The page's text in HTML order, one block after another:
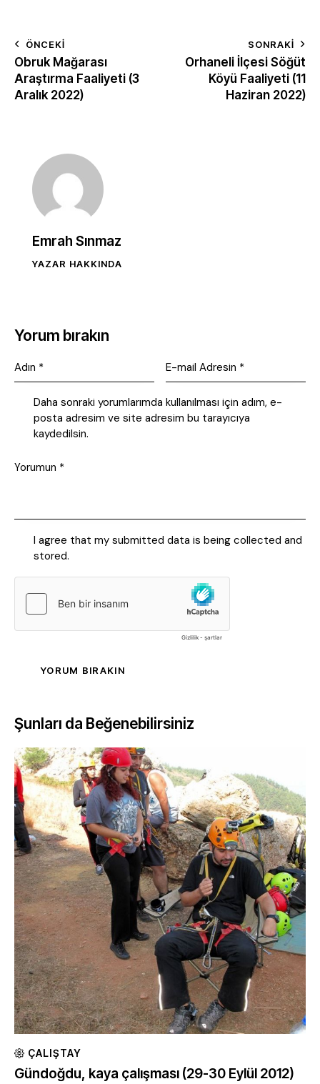
ÖNCEKI
Obruk Mağarası
Araştırma Faaliyeti (3
Aralık 2022)
SONRAKI
Orhaneli İlçesi Söğüt
Köyü Faaliyeti (11
Haziran 2022)
Emrah Sınmaz
YAZAR HAKKINDA
Yorum bırakın
Daha sonraki yorumlarımda kullanılması için adım, e-
posta adresim ve site adresim bu tarayıcıya
kaydedilsin.
I agree that my submitted data is being collected and
stored.
Şunları da Beğenebilirsiniz
ÇALIŞTAY
Gündoğdu, kaya çalışması (29-30 Eylül 2012)